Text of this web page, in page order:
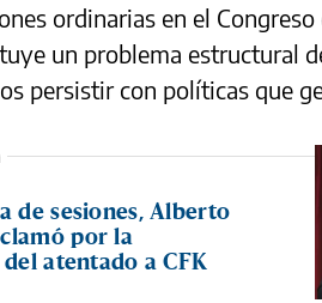
ordinarias en el
un problema estructural
persistir con políticas que
de sesiones, Alberto
por la
atentado a CFK